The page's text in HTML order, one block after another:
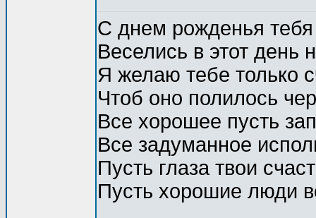
С днем рожденья
Веселись в этот день
Я желаю тебе только
Чтоб оно полилось
Все хорошее пусть
Все задуманное
Пусть глаза твои
Пусть хорошие люди